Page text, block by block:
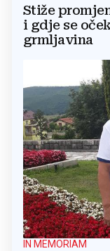
Stiže
i gdje se
grmljavina
IN MEMORIAM